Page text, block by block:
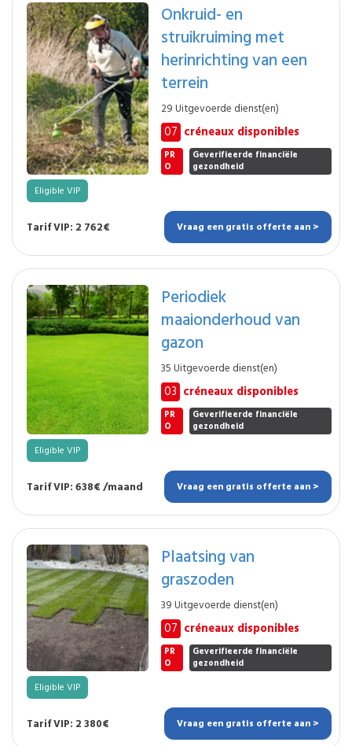
Onkruid- en
struikruiming met
herinrichting van een
terrein
29 Uitgevoerde dienst(en)
07 créneaux disponibles
PR
O
Geverifieerde financiële
gezondheid
Eligible VIP
Tarif VIP: 2 762€ Vraag een gratis offerte aan >
Periodiek
maaionderhoud van
gazon
35 Uitgevoerde dienst(en)
03 créneaux disponibles
PR
O
Geverifieerde financiële
gezondheid
Eligible VIP
Tarif VIP: 638€ /maand Vraag een gratis offerte aan >
Plaatsing van
graszoden
39 Uitgevoerde dienst(en)
07 créneaux disponibles
PR
O
Geverifieerde financiële
gezondheid
Eligible VIP
Tarif VIP: 2 380€ Vraag een gratis offerte aan >